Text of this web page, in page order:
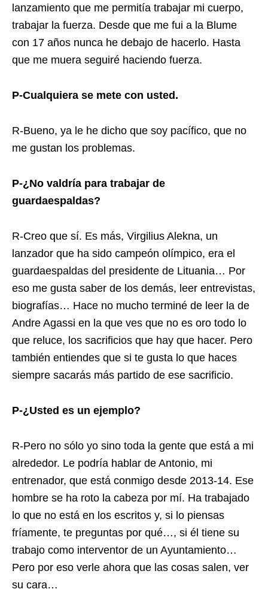
lanzamiento que me permitía trabajar mi cuerpo,
trabajar la fuerza. Desde que me fui a la Blume
con 17 años nunca he debajo de hacerlo. Hasta
que me muera seguiré haciendo fuerza.
P-Cualquiera se mete con usted.
R-Bueno, ya le he dicho que soy pacífico, que no
me gustan los problemas.
P-¿No valdría para trabajar de
guardaespaldas?
R-Creo que sí. Es más, Virgilius Alekna, un
lanzador que ha sido campeón olímpico, era el
guardaespaldas del presidente de Lituania… Por
eso me gusta saber de los demás, leer entrevistas,
biografías… Hace no mucho terminé de leer la de
Andre Agassi en la que ves que no es oro todo lo
que reluce, los sacrificios que hay que hacer. Pero
también entiendes que si te gusta lo que haces
siempre sacarás más partido de ese sacrificio.
P-¿Usted es un ejemplo?
R-Pero no sólo yo sino toda la gente que está a mi
alrededor. Le podría hablar de Antonio, mi
entrenador, que está conmigo desde 2013-14. Ese
hombre se ha roto la cabeza por mí. Ha trabajado
lo que no está en los escritos y, si lo piensas
fríamente, te preguntas por qué…, si él tiene su
trabajo como interventor de un Ayuntamiento…
Pero por eso verle ahora que las cosas salen, ver
su cara…